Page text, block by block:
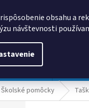
obsahu a
návštevnosti
Školské pomôcky